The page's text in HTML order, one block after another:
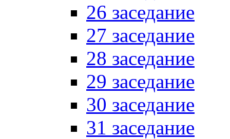
26 заседание
27 заседание
28 заседание
29 заседание
30 заседание
31 заседание